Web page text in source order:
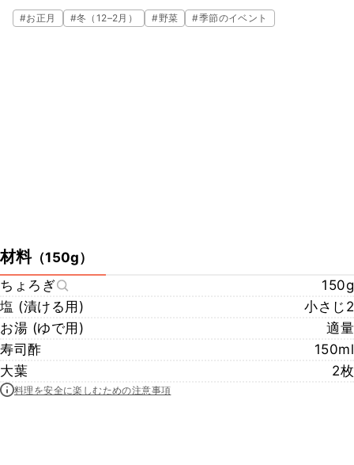
てみてくださいね。
#お正月 #冬（12–2月） #野菜 #季節のイベント
材料（150g）
ちょろぎ
150g
塩 (漬ける用)
小さじ2
お湯 (ゆで用)
適量
寿司酢
150ml
大葉
2枚
料理を安全に楽しむための注意事項